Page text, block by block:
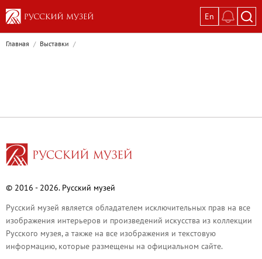
En
Выставки
Окрестности Санкт-Петербурга в
Памяти Киры Владимировны
Постоянные экспозиции
Русское искусство первой половины
Древнерусское искусство ХII—XVII
Русское искусство XVIII века
Главная / Выставки /
© 2016 - 2026. Русский музей
Русский музей является обладателем исключительных прав на все
изображения интерьеров и произведений искусства из коллекции
Русского музея, а также на все изображения и текстовую
информацию, которые размещены на официальном сайте.